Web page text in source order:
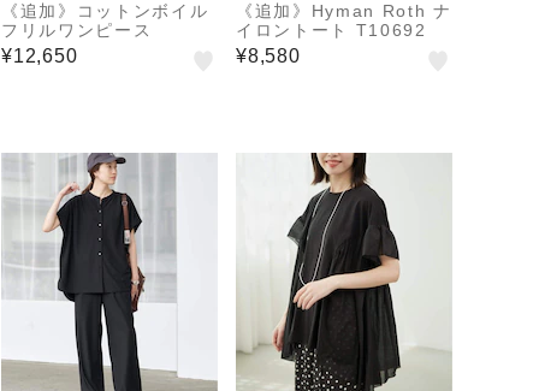
《追加》コットンボイル
フリルワンピース
¥12,650
《追加》Hyman Roth ナ
イロントート T10692
¥8,580